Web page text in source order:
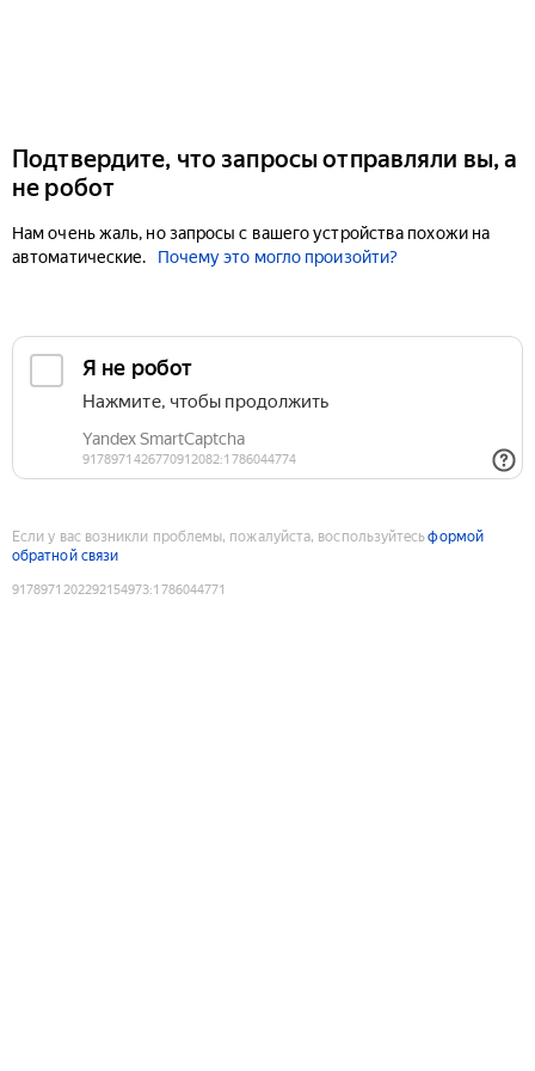
Подтвердите, что запросы отправляли вы, а
не робот
Нам очень жаль, но запросы с вашего устройства похожи на
автоматические.
Почему это могло произойти?
Если у вас возникли проблемы, пожалуйста, воспользуйтесьформой
обратной связи
9178971202292154973:1786044771